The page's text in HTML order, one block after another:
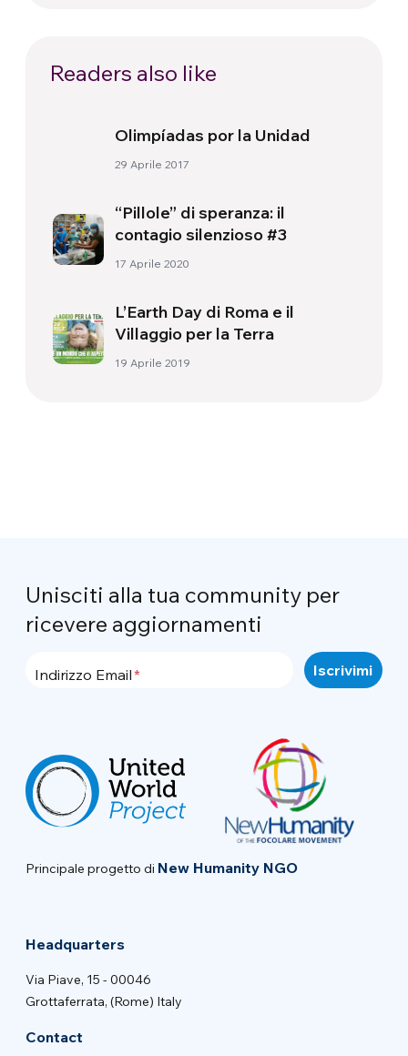
Readers also like
Olimpíadas por la Unidad
29 Aprile 2017
“Pillole” di speranza: il
contagio silenzioso #3
17 Aprile 2020
L’Earth Day di Roma e il
Villaggio per la Terra
19 Aprile 2019
Unisciti alla tua community per
ricevere aggiornamenti
Indirizzo Email
Principale progetto di New Humanity NGO
Headquarters
Via Piave, 15 - 00046
Grottaferrata, (Rome) Italy
Contact